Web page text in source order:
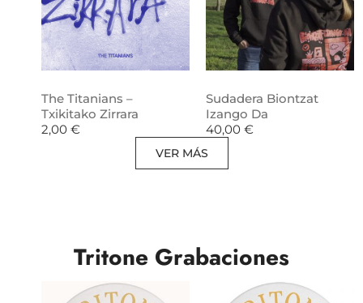
The Titanians –
Txikitako Zirrara
2,00 €
Sudadera Biontzat
Izango Da
40,00 €
VER MÁS
Tritone Grabaciones